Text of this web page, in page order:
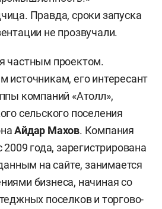
Правда, сроки запуска
не прозвучали.
частным проектом.
источникам, его интересант
компаний «Атолл»,
сельского поселения
Айдар Махов. Компания
2009 года, зарегистрирована
на сайте, занимается
бизнеса, начиная со
поселков и торгово-